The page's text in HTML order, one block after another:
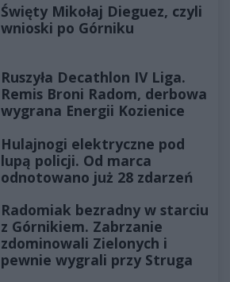
Święty Mikołaj Dieguez, czyli
wnioski po Górniku
Ruszyła Decathlon IV Liga.
Remis Broni Radom, derbowa
wygrana Energii Kozienice
Hulajnogi elektryczne pod
lupą policji. Od marca
odnotowano już 28 zdarzeń
Radomiak bezradny w starciu
z Górnikiem. Zabrzanie
zdominowali Zielonych i
pewnie wygrali przy Struga